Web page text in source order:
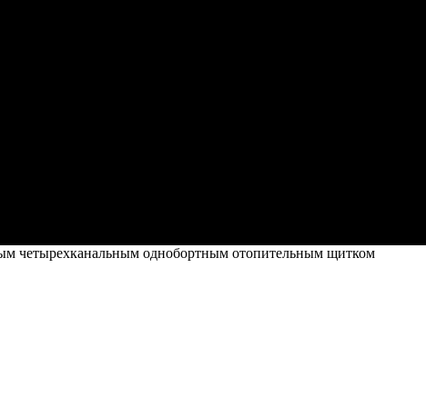
четырехканальным однобортным отопительным щитком